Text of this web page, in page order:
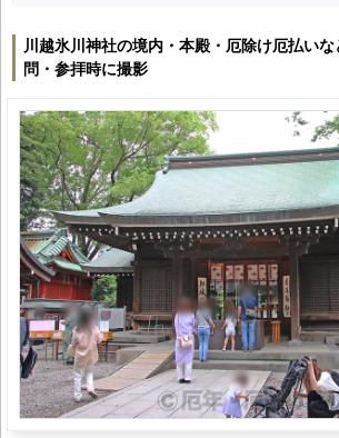
川越氷川神社の境内・本殿・厄除け厄払い
問・参拝時に撮影